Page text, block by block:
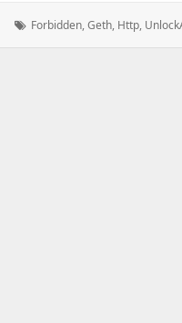
标
Forbidden,Geth, Http,